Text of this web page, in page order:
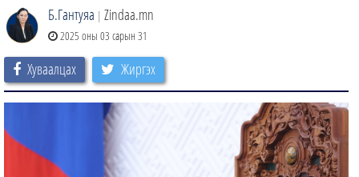
Б.Гантуяа | Zindaa.mn
2025 оны 03 сарын 31
Хуваалцах Жиргэх